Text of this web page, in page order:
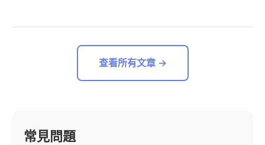
查看所有文章 →
常見問題